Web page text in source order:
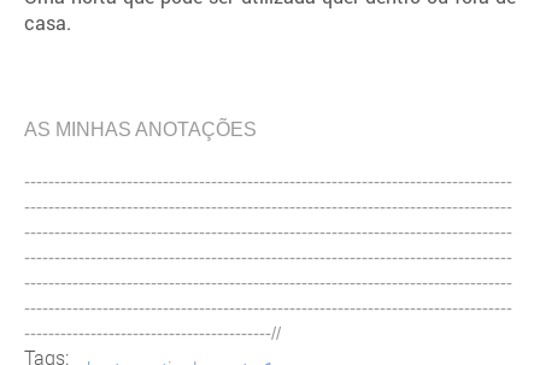
casa.
AS MINHAS ANOTAÇÕES
---------------------------------------------------------------------------------
---------------------------------------------------------------------------------
---------------------------------------------------------------------------------
---------------------------------------------------------------------------------
---------------------------------------------------------------------------------
---------------------------------------------------------------------------------
-----------------------------------------//
Tags: